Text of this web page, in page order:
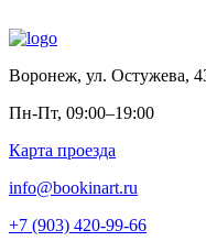
Воронеж, ул. Остужева,
Пн-Пт, 09:00–19:00
Карта проезда
info@bookinart.ru
+7 (903) 420-99-66